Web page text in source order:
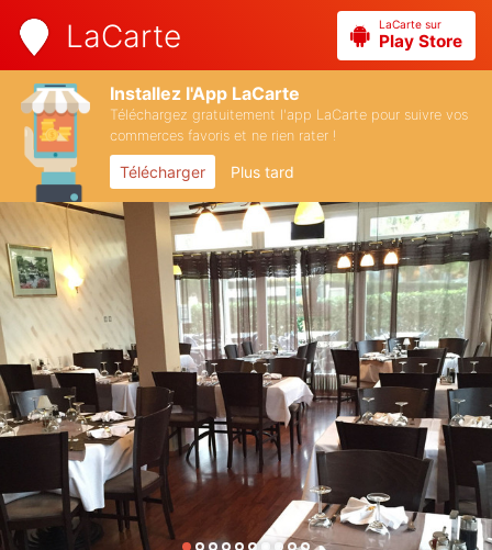
LaCarte LaCarte sur
Play Store
Installez l'App LaCarte
Téléchargez gratuitement l'app LaCarte pour suivre vos
commerces favoris et ne rien rater !
Télécharger Plus tard